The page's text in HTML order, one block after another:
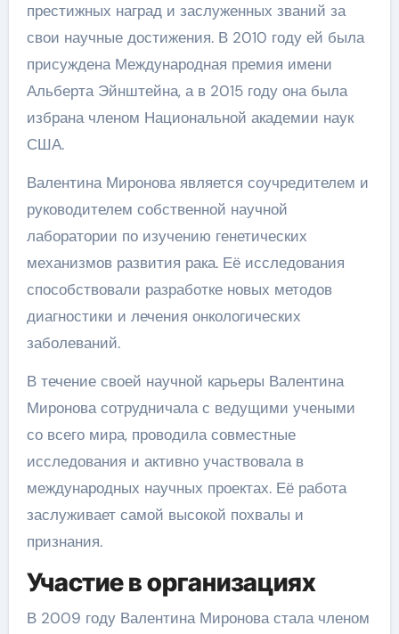
престижных наград и заслуженных званий за
свои научные достижения. В 2010 году ей была
присуждена Международная премия имени
Альберта Эйнштейна, а в 2015 году она была
избрана членом Национальной академии наук
США.
Валентина Миронова является соучредителем и
руководителем собственной научной
лаборатории по изучению генетических
механизмов развития рака. Её исследования
способствовали разработке новых методов
диагностики и лечения онкологических
заболеваний.
В течение своей научной карьеры Валентина
Миронова сотрудничала с ведущими учеными
со всего мира, проводила совместные
исследования и активно участвовала в
международных научных проектах. Её работа
заслуживает самой высокой похвалы и
признания.
Участие в организациях
В 2009 году Валентина Миронова стала членом